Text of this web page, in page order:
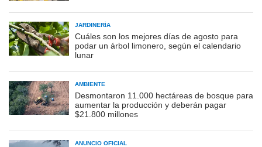
JARDINERÍA
Cuáles son los mejores días de agosto para
podar un árbol limonero, según el calendario
lunar
AMBIENTE
Desmontaron 11.000 hectáreas de bosque para
aumentar la producción y deberán pagar
$21.800 millones
ANUNCIO OFICIAL